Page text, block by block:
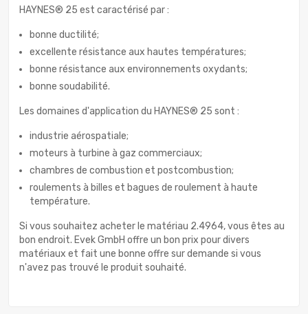
HAYNES® 25 est caractérisé par :
bonne ductilité;
excellente résistance aux hautes températures;
bonne résistance aux environnements oxydants;
bonne soudabilité.
Les domaines d'application du HAYNES® 25 sont :
industrie aérospatiale;
moteurs à turbine à gaz commerciaux;
chambres de combustion et postcombustion;
roulements à billes et bagues de roulement à haute
température.
Si vous souhaitez acheter le matériau 2.4964, vous êtes au
bon endroit. Evek GmbH offre un bon prix pour divers
matériaux et fait une bonne offre sur demande si vous
n'avez pas trouvé le produit souhaité.